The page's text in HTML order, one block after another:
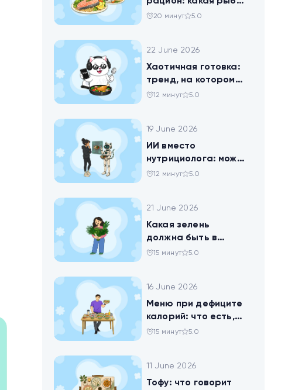
самая полезная
20 минут 5.0
22 June 2026
Хаотичная готовка:
тренд, на котором
похудел весь ТикТок
12 минут 5.0
19 June 2026
ИИ вместо
нутрициолога: можно
ли доверить
12 минут 5.0
21 June 2026
Какая зелень
должна быть в
тарелке
15 минут 5.0
16 June 2026
Меню при дефиците
калорий: что есть,
чтобы худеть
15 минут 5.0
11 June 2026
Тофу: что говорит